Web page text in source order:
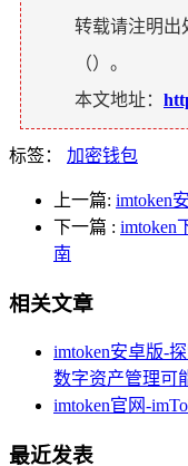
转载请注明出
（）。
本文地址：
标签： 加密钱包
上一篇: imtoken
下一篇 : imtoken
南
相关文章
imtoken安卓版-
数字资产管理可
imtoken官网-
最近发表